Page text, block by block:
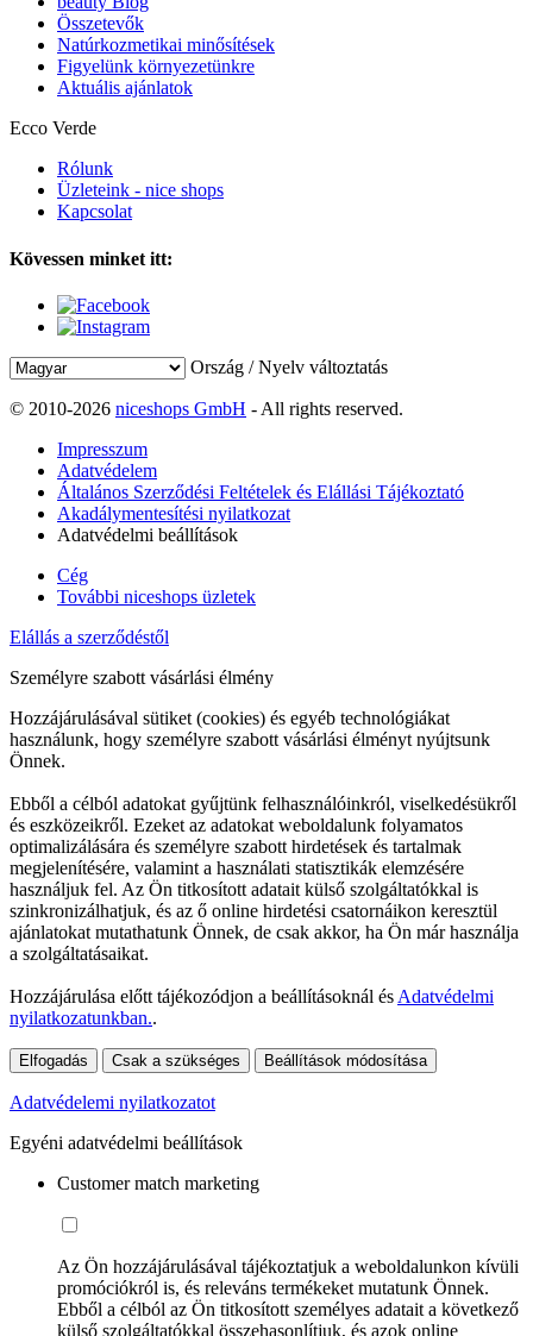
Összetevők
Natúrkozmetikai minősítések
Figyelünk környezetünkre
Aktuális ajánlatok
Ecco Verde
Rólunk
Üzleteink - nice shops
Kapcsolat
Kövessen minket itt:
Ország / Nyelv változtatás
© 2010-2026 niceshops GmbH - All rights reserved.
Impresszum
Adatvédelem
Általános Szerződési Feltételek és Elállási Tájékoztató
Akadálymentesítési nyilatkozat
Adatvédelmi beállítások
Cég
További niceshops üzletek
Elállás a szerződéstől
Személyre szabott vásárlási élmény
Hozzájárulásával sütiket (cookies) és egyéb technológiákat
használunk, hogy személyre szabott vásárlási élményt nyújtsunk
Önnek.
Ebből a célból adatokat gyűjtünk felhasználóinkról, viselkedésükről
és eszközeikről. Ezeket az adatokat weboldalunk folyamatos
optimalizálására és személyre szabott hirdetések és tartalmak
megjelenítésére, valamint a használati statisztikák elemzésére
használjuk fel. Az Ön titkosított adatait külső szolgáltatókkal is
szinkronizálhatjuk, és az ő online hirdetési csatornáikon keresztül
ajánlatokat mutathatunk Önnek, de csak akkor, ha Ön már használja
a szolgáltatásaikat.
Hozzájárulása előtt tájékozódjon a beállításoknál és Adatvédelmi
nyilatkozatunkban..
Elfogadás Csak a szükséges Beállítások módosítása
Adatvédelemi nyilatkozatot
Egyéni adatvédelmi beállítások
Customer match marketing
Az Ön hozzájárulásával tájékoztatjuk a weboldalunkon kívüli
promóciókról is, és releváns termékeket mutatunk Önnek.
Ebből a célból az Ön titkosított személyes adatait a következő
külső szolgáltatókkal összehasonlítjuk, és azok online